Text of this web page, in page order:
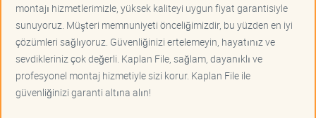
montajı hizmetlerimizle, yüksek kaliteyi uygun fiyat garantisiyle
sunuyoruz. Müşteri memnuniyeti önceliğimizdir, bu yüzden en iyi
çözümleri sağlıyoruz. Güvenliğinizi ertelemeyin, hayatınız ve
sevdikleriniz çok değerli. Kaplan File, sağlam, dayanıklı ve
profesyonel montaj hizmetiyle sizi korur. Kaplan File ile
güvenliğinizi garanti altına alın!